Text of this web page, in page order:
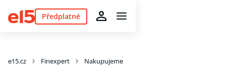
Předplatné
e15.cz Finexpert Nakupujeme